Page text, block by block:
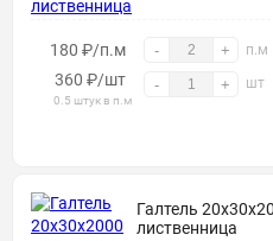
180 ₽/п.м - + п.м
360 ₽/шт
0.5 штук в п.м
- + шт
Галтель
лиственница